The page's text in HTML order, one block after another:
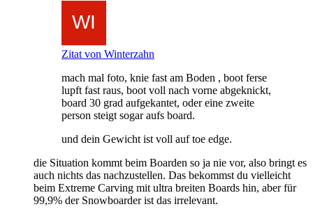
Zitat von Winterzahn
mach mal foto, knie fast am Boden , boot ferse
lupft fast raus, boot voll nach vorne abgeknickt,
board 30 grad aufgekantet, oder eine zweite
person steigt sogar aufs board.
und dein Gewicht ist voll auf toe edge.
die Situation kommt beim Boarden so ja nie vor, also bringt es
auch nichts das nachzustellen. Das bekommst du vielleicht
beim Extreme Carving mit ultra breiten Boards hin, aber für
99,9% der Snowboarder ist das irrelevant.